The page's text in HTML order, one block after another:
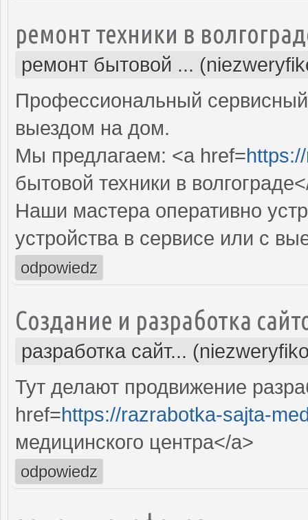
ремонт техники в
ремонт бытовой ...
Профессиональный
выездом на дом.
Мы предлагаем: <a href=
бытовой техники в
Наши мастера оперативно
устройства в сервисе или с
odpowiedz
Создание и разработка
разработка сайт...
Тут делают продвижение
href=https://razrabotka-sajta-
медицинского центра</a>
odpowiedz